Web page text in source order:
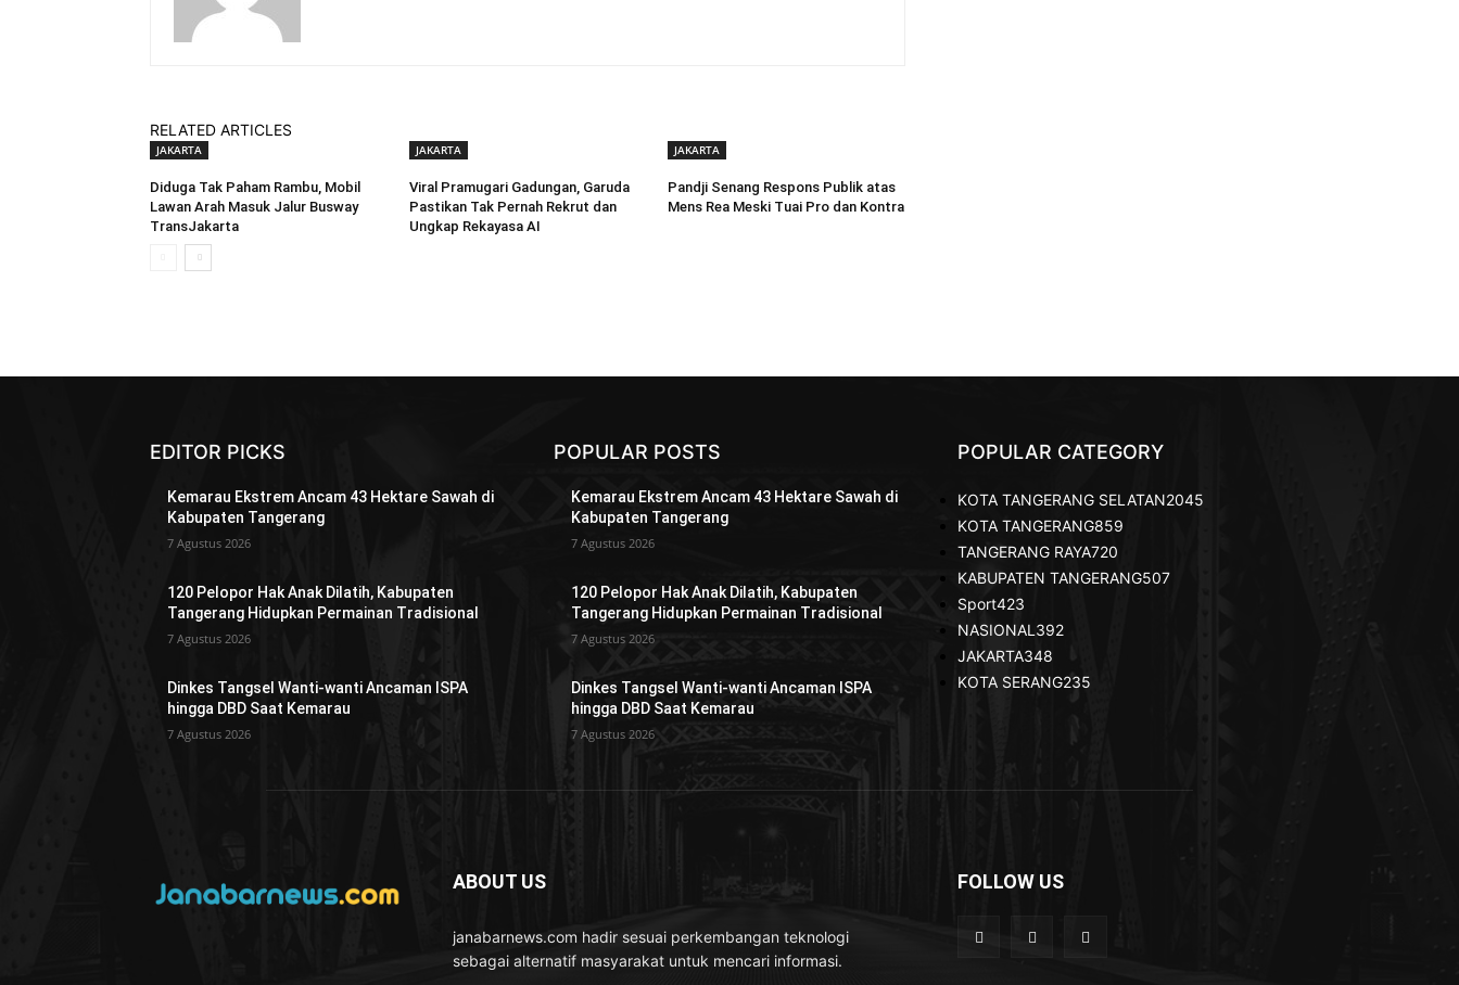
RELATED ARTICLES
JAKARTA
Diduga Tak Paham Rambu, Mobil
Lawan Arah Masuk Jalur Busway
TransJakarta
JAKARTA
Viral Pramugari Gadungan, Garuda
Pastikan Tak Pernah Rekrut dan
Ungkap Rekayasa AI
JAKARTA
Pandji Senang Respons Publik atas
Mens Rea Meski Tuai Pro dan Kontra
EDITOR PICKS
Kemarau Ekstrem Ancam 43 Hektare Sawah di
Kabupaten Tangerang
7 Agustus 2026
120 Pelopor Hak Anak Dilatih, Kabupaten
Tangerang Hidupkan Permainan Tradisional
7 Agustus 2026
Dinkes Tangsel Wanti-wanti Ancaman ISPA
hingga DBD Saat Kemarau
7 Agustus 2026
POPULAR POSTS
Kemarau Ekstrem Ancam 43 Hektare Sawah di
Kabupaten Tangerang
7 Agustus 2026
120 Pelopor Hak Anak Dilatih, Kabupaten
Tangerang Hidupkan Permainan Tradisional
7 Agustus 2026
Dinkes Tangsel Wanti-wanti Ancaman ISPA
hingga DBD Saat Kemarau
7 Agustus 2026
POPULAR CATEGORY
KOTA TANGERANG SELATAN2045
KOTA TANGERANG859
TANGERANG RAYA720
KABUPATEN TANGERANG507
Sport423
NASIONAL 392
JAKARTA348
KOTA SERANG235
ABOUT US
janabarnews.com hadir sesuai perkembangan teknologi
sebagai alternatif masyarakat untuk mencari informasi.
FOLLOW US